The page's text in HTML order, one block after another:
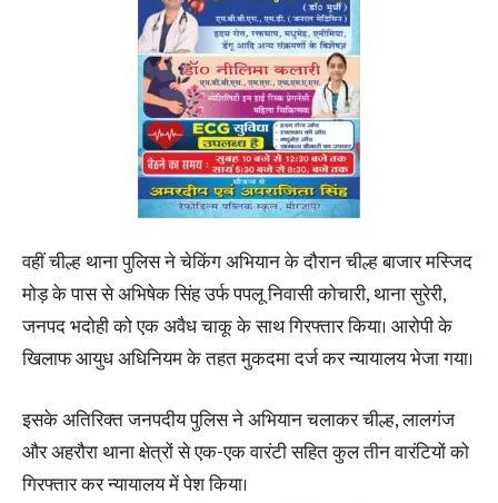
वहीं चील्ह थाना पुलिस ने चेकिंग अभियान के दौरान चील्ह बाजार मस्जिद
मोड़ के पास से अभिषेक सिंह उर्फ पपलू निवासी कोचारी, थाना सुरेरी,
जनपद भदोही को एक अवैध चाकू के साथ गिरफ्तार किया। आरोपी के
खिलाफ आयुध अधिनियम के तहत मुकदमा दर्ज कर न्यायालय भेजा गया।
इसके अतिरिक्त जनपदीय पुलिस ने अभियान चलाकर चील्ह, लालगंज
और अहरौरा थाना क्षेत्रों से एक-एक वारंटी सहित कुल तीन वारंटियों को
गिरफ्तार कर न्यायालय में पेश किया।